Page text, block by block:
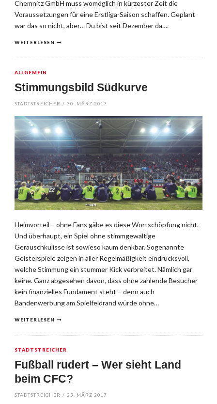
Chemnitz GmbH muss womöglich in kürzester Zeit die
Voraussetzungen für eine Erstliga-Saison schaffen. Geplant
war das so nicht, aber… Du bist seit Dezember da….
WEITERLESEN
ALLGEMEIN
Stimmungsbild Südkurve
STADTSTREICHER / 30. MÄRZ 2017
Heimvorteil – ohne Fans gäbe es diese Wortschöpfung nicht.
Und überhaupt, ein Spiel ohne stimmgewaltige
Geräuschkulisse ist sowieso kaum denkbar. Sogenannte
Geisterspiele zeigen in aller Regelmäßigkeit eindrucksvoll,
welche Stimmung ein stummer Kick verbreitet. Nämlich gar
keine. Ganz abgesehen davon, dass ohne zahlende Besucher
kein finanzielles Fundament steht – denn auch
Bandenwerbung am Spielfeldrand würde ohne…
WEITERLESEN
STADTSTREICHER
Fußball rudert – Wer sieht Land
beim CFC?
STADTSTREICHER / 29. MÄRZ 2017